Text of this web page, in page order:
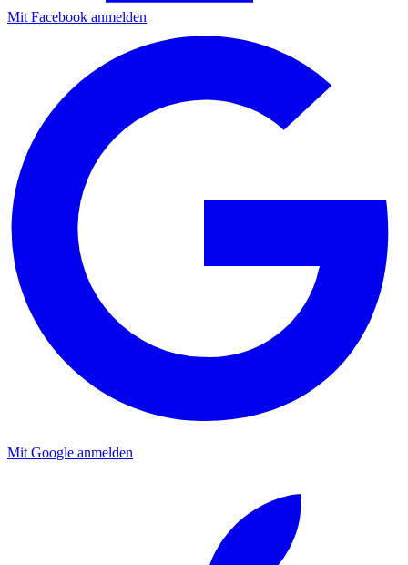
Mit Facebook anmelden
Mit Google anmelden